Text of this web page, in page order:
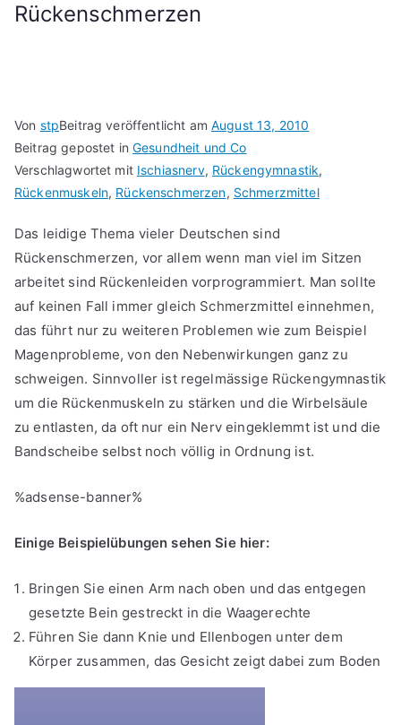
Rückenschmerzen
Von stpBeitrag veröffentlicht am August 13, 2010
Beitrag gepostet inGesundheit und Co
Verschlagwortet mit Ischiasnerv, Rückengymnastik,
Rückenmuskeln, Rückenschmerzen, Schmerzmittel
Das leidige Thema vieler Deutschen sind
Rückenschmerzen, vor allem wenn man viel im Sitzen
arbeitet sind Rückenleiden vorprogrammiert. Man sollte
auf keinen Fall immer gleich Schmerzmittel einnehmen,
das führt nur zu weiteren Problemen wie zum Beispiel
Magenprobleme, von den Nebenwirkungen ganz zu
schweigen. Sinnvoller ist regelmässige Rückengymnastik
um die Rückenmuskeln zu stärken und die Wirbelsäule
zu entlasten, da oft nur ein Nerv eingeklemmt ist und die
Bandscheibe selbst noch völlig in Ordnung ist.
%adsense-banner%
Einige Beispielübungen sehen Sie hier:
Bringen Sie einen Arm nach oben und das entgegen
gesetzte Bein gestreckt in die Waagerechte
Führen Sie dann Knie und Ellenbogen unter dem
Körper zusammen, das Gesicht zeigt dabei zum Boden